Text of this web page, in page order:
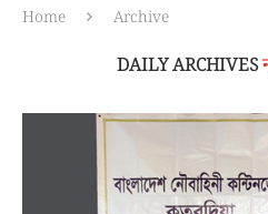
Home Archive
DAILY ARCHIVES